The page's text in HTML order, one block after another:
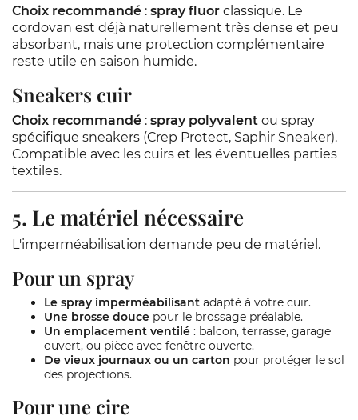
Choix recommandé : spray fluor classique. Le
cordovan est déjà naturellement très dense et peu
absorbant, mais une protection complémentaire
reste utile en saison humide.
Sneakers cuir
Choix recommandé : spray polyvalent ou spray
spécifique sneakers (Crep Protect, Saphir Sneaker).
Compatible avec les cuirs et les éventuelles parties
textiles.
5. Le matériel nécessaire
L'imperméabilisation demande peu de matériel.
Pour un spray
Le spray imperméabilisant adapté à votre cuir.
Une brosse douce pour le brossage préalable.
Un emplacement ventilé : balcon, terrasse, garage
ouvert, ou pièce avec fenêtre ouverte.
De vieux journaux ou un carton pour protéger le sol
des projections.
Pour une cire